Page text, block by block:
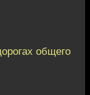
общего